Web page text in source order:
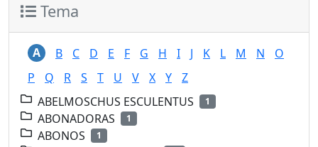
Tema
A B C D E F G H I J K L M N
O
P
Q R S T U V X Y
Z
ABELMOSCHUS ESCULENTUS
1
ABONADORAS 1
ABONOS 1